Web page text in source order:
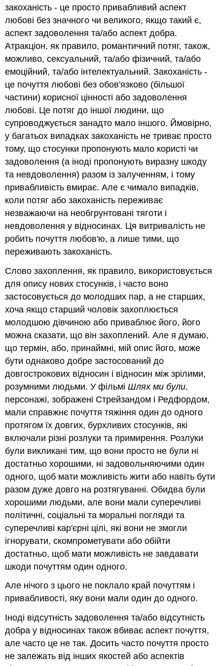
закоханість - це просто привабливий аспект
любові без значного чи великого, якщо такий є,
аспект задоволення та/або аспект добра.
Атракціон, як правило, романтичний потяг, також,
можливо, сексуальний, та/або фізичний, та/або
емоційний, та/або інтелектуальний. Закоханість -
це почуття любові без обов'язково (більшої
частини) корисної цінності або задоволення
любові. Це потяг до іншої людини, що
супроводжується занадто мало іншого. Ймовірно,
у багатьох випадках закоханість не триває просто
тому, що стосунки пропонують мало користі чи
задоволення (а іноді пропонують виразну шкоду
та невдоволення) разом із залученням, і тому
привабливість вмирає. Але є чимало випадків,
коли потяг або закоханість переживає
незважаючи на необгрунтовані тяготи і
невдоволення у відносинах. Ця витривалість не
робить почуття любов'ю, а лише тими, що
переживають закоханість.
Слово захоплення, як правило, використовується
для опису нових стосунків, і часто воно
застосовується до молодших пар, а не старших,
хоча якщо старший чоловік захоплюється
молодшою дівчиною або приваблює його, його
можна сказати, що він захоплений. Але я думаю,
що термін, або, принаймні, мій опис його, може
бути однаково добре застосований до
довгострокових відносин і відносин між зрілими,
розумними людьми. У фільміШлях ми були,
персонажі, зображені Стрейзандом і Редфордом,
мали справжнє почуття тяжіння один до одного
протягом їх довгих, бурхливих стосунків, які
включали різні розлуки та примирення. Розлуки
були викликані тим, що вони просто не були ні
достатньо хорошими, ні задовольняючими один
одного, щоб мати можливість жити або навіть бути
разом дуже довго на розтягуванні. Обидва були
хорошими людьми, але вони мали суперечливі
політичні, соціальні та моральні погляди та
суперечливі кар'єрні цілі, які вони не змогли
ігнорувати, скомпрометувати або обійти
достатньо, щоб мати можливість не завдавати
шкоди почуттям один одного.
Але нічого з цього не поклало край почуттям і
привабливості, яку вони мали один до одного.
Іноді відсутність задоволення та/або відсутність
добра у відносинах також вбиває аспект почуття,
але часто це не так. Досить часто почуття просто
не залежать від інших якостей або аспектів